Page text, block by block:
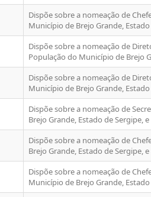
Dispõe sobre a nomeação de
Município de Brejo Grande,
Dispõe sobre a nomeação de
População do Município de Brejo
Dispõe sobre a nomeação de
Município de Brejo Grande,
Dispõe sobre a nomeação de
Brejo Grande, Estado de Sergipe,
Dispõe sobre a nomeação de
Brejo Grande, Estado de Sergipe,
Dispõe sobre a nomeação de
Município de Brejo Grande,